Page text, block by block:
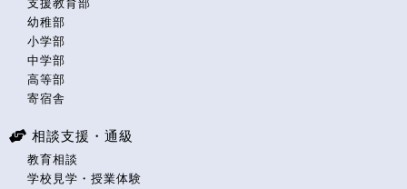
支援教育部
幼稚部
小学部
中学部
高等部
寄宿舎
相談支援・通級
教育相談
学校見学・授業体験